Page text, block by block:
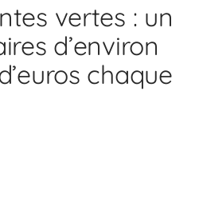
vertes : un
d’environ
chaque